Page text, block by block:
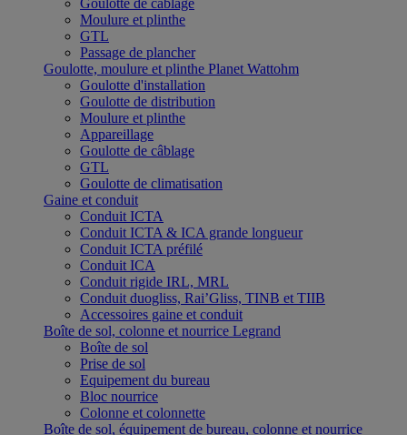
Goulotte de câblage
Moulure et plinthe
GTL
Passage de plancher
Goulotte, moulure et plinthe Planet Wattohm
Goulotte d'installation
Goulotte de distribution
Moulure et plinthe
Appareillage
Goulotte de câblage
GTL
Goulotte de climatisation
Gaine et conduit
Conduit ICTA
Conduit ICTA & ICA grande longueur
Conduit ICTA préfilé
Conduit ICA
Conduit rigide IRL, MRL
Conduit duogliss, Rai’Gliss, TINB et TIIB
Accessoires gaine et conduit
Boîte de sol, colonne et nourrice Legrand
Boîte de sol
Prise de sol
Equipement du bureau
Bloc nourrice
Colonne et colonnette
Boîte de sol, équipement de bureau, colonne et nourrice